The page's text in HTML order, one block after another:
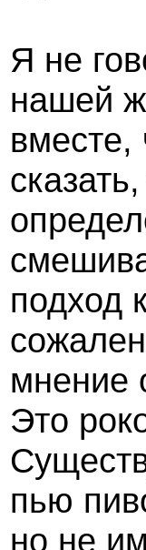
Я не
нашей
вместе,
подход
мнение
Это
пью
но не